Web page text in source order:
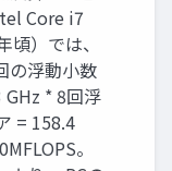
Core i7
）では、
の浮動小数
GHz * 8回浮
= 158.4
。